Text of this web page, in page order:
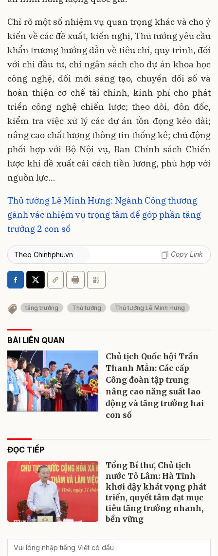
Chỉ rõ một số nhiệm vụ quan trọng khác và cho ý
kiến về các đề xuất, kiến nghị, Thủ tướng yêu cầu
khẩn trương hướng dẫn về tiêu chí, quy trình, đối
với chi đầu tư, chi ngân sách cho dự án khoa học
công nghệ, đổi mới sáng tạo, chuyển đổi số và
hoàn thiện cơ chế tài chính, kinh phí cho phát
triển công nghệ chiến lược; theo dõi, đôn đốc,
kiểm tra việc xử lý các dự án tồn đọng kéo dài;
nâng cao chất lượng thông tin thống kê; chủ động
phối hợp với Bộ Nội vụ, Ban Chính sách Chiến
lược khi đề xuất cải cách tiền lương, phù hợp với
nguồn lực…
Thủ tướng Lê Minh Hưng: Ngành Công thương
gánh vác nhiệm vụ trọng tâm để góp phần tăng
trưởng 2 con số
Theo Chinhphu.vn Copy Link
tăng trưởng Thủ tướng Thủ tướng Lê Minh Hưng
BÀI LIÊN QUAN
Chủ tịch Quốc hội Trần
Thanh Mẫn: Các cấp
Công đoàn tập trung
nâng cao năng suất lao
động và tăng trưởng hai
con số
ĐỌC TIẾP
Tổng Bí thư, Chủ tịch
nước Tô Lâm: Hà Tĩnh
khơi dậy khát vọng phát
triển, quyết tâm đạt mục
tiêu tăng trưởng nhanh,
bền vững